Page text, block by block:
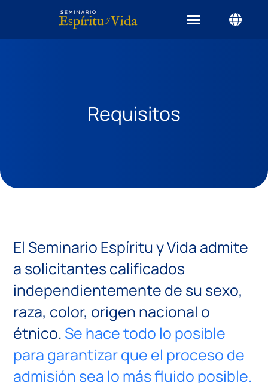
Requisitos
El Seminario Espíritu y Vida admite
a solicitantes calificados
independientemente de su sexo,
raza, color, origen nacional o
étnico. Se hace todo lo posible
para garantizar que el proceso de
admisión sea lo más fluido posible.